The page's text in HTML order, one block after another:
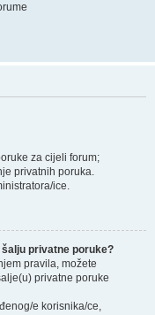
za cijeli forum;
privatnih poruka.
ice.
privatne poruke?
pravila, možete
privatne poruke
e korisnika/ce,